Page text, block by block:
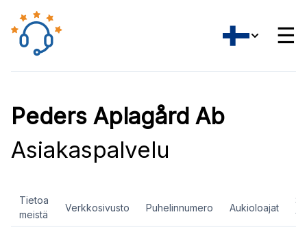
☰
Peders Aplagård Ab
Asiakaspalvelu
Tietoa
meistä
Verkkosivusto Puhelinnumero Aukioloajat